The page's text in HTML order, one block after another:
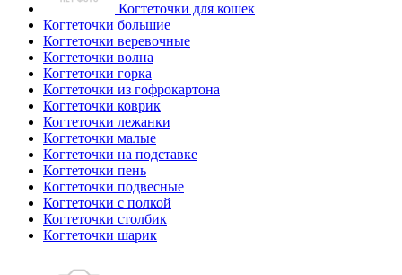
Когтеточки для кошек
Когтеточки большие
Когтеточки веревочные
Когтеточки волна
Когтеточки горка
Когтеточки из гофрокартона
Когтеточки коврик
Когтеточки лежанки
Когтеточки малые
Когтеточки на подставке
Когтеточки пень
Когтеточки подвесные
Когтеточки с полкой
Когтеточки столбик
Когтеточки шарик